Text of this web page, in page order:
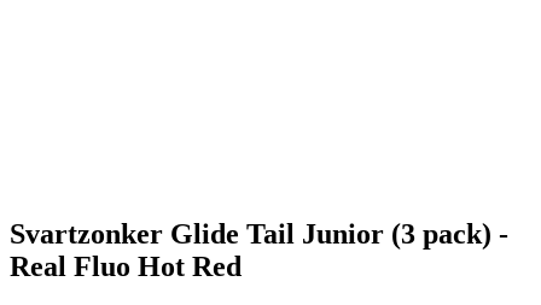
Svartzonker Glide Tail Junior (3 pack) -
Real Fluo Hot Red